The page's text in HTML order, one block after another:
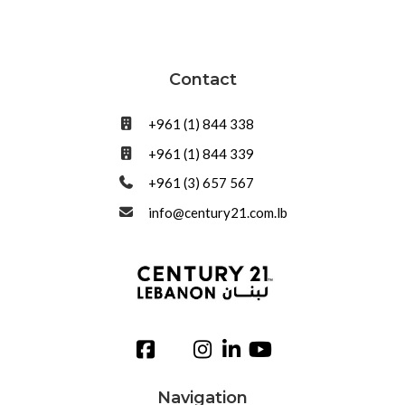
Contact
+961 (1) 844 338
+961 (1) 844 339
+961 (3) 657 567
info@century21.com.lb
Navigation